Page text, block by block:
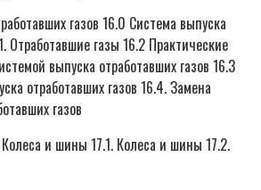
газов 16.0 Система выпуска
Отработавшие газы 16.2 Практические
выпуска отработавших газов 16.3
отработавших газов 16.4. Замена
газов
и шины 17.1. Колеса и шины 17.2.